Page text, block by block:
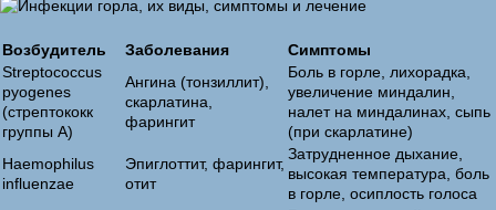
Возбудитель Заболевания
Симптомы
Streptococcus
pyogenes
(стрептококк
группы А)
Ангина (тонзиллит),
скарлатина,
фарингит
Боль в горле, лихорадка,
увеличение миндалин,
налет на миндалинах, сыпь
(при скарлатине)
Haemophilus
influenzae
Эпиглоттит, фарингит,
отит
Затрудненное дыхание,
высокая температура, боль
в горле, осиплость голоса